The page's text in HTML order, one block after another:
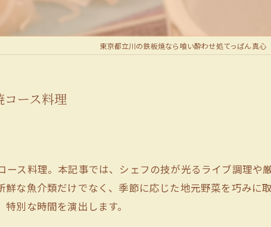
東京都立川の鉄板焼なら喰い酔わせ処てっぱん真心
コース料理
ス料理。本記事では、シェフの技が光るライブ調理や
鮮な魚介類だけでなく、季節に応じた地元野菜を巧みに
別な時間を演出します。